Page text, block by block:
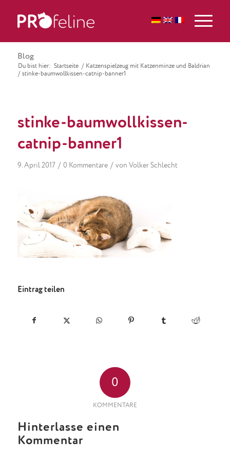
Blog
Du bist hier: Startseite / Katzenspielzeug mit Katzenminze und Baldrian
/ stinke-baumwollkissen-catnip-banner1
stinke-baumwollkissen-
catnip-banner1
9. April 2017 / 0 Kommentare / von Volker Schlecht
Eintrag teilen
0
KOMMENTARE
Hinterlasse einen
Kommentar